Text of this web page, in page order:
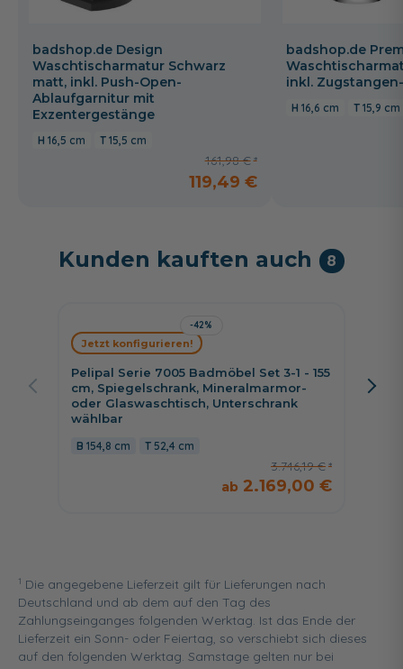
badshop.de Design
Waschtischarmatur Schwarz
matt, inkl. Push-Open-
Ablaufgarnitur mit
Exzentergestänge
16,5 cm 15,5 cm
161,98 €
119,49 €
badshop.de
inkl.
16,6 cm 15,9 cm
Kunden kauften auch 8
-42%
Pelipal Serie 7005 Badmöbel Set 3-1 - 155
cm, Spiegelschrank, Mineralmarmor-
oder Glaswaschtisch, Unterschrank
wählbar
154,8 cm 52,4 cm
3.746,19 €
2.169,00 €
Jetzt konfigurieren!
cm,
1 Die angegebene Lieferzeit gilt für Lieferungen nach
Deutschland und ab dem auf den Tag des
Zahlungseinganges folgenden Werktag. Ist das Ende der
Lieferzeit ein Sonn- oder Feiertag, so verschiebt sich dieses
auf den folgenden Werktag. Samstage gelten nur bei